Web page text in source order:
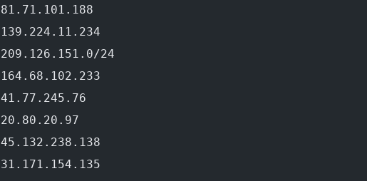
81.71.101.188
139.224.11.234
209.126.151.0/24
164.68.102.233
41.77.245.76
20.80.20.97
45.132.238.138
31.171.154.135